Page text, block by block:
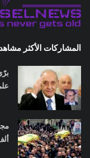
المشاركات الأكثر